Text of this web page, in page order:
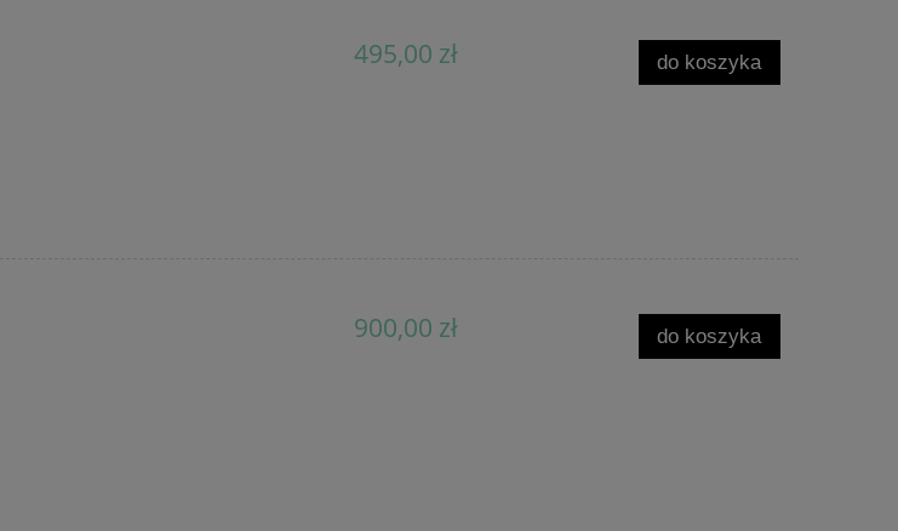
495,00 zł do koszyka
900,00 zł do koszyka